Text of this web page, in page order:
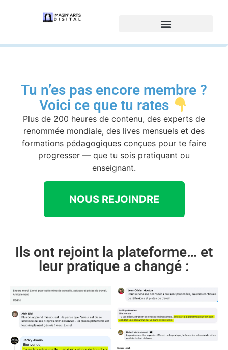
Tu n’es pas encore membre ?
Voici ce que tu rates
Plus de 200 heures de contenu, des experts de
renommée mondiale, des lives mensuels et des
formations pédagogiques conçues pour te faire
progresser — que tu sois pratiquant ou
enseignant.
NOUS REJOINDRE
Ils ont rejoint la plateforme… et
leur pratique a changé :